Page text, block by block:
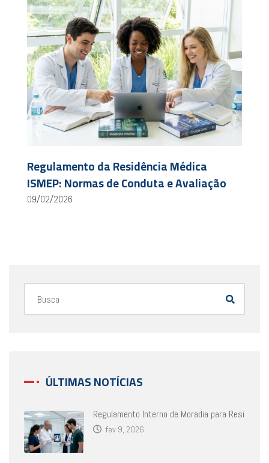
Regulamento da Residência Médica
ISMEP: Normas de Conduta e Avaliação
09/02/2026
ÚLTIMAS NOTÍCIAS
Regulamento Interno de Moradia para Resi
fev 9, 2026